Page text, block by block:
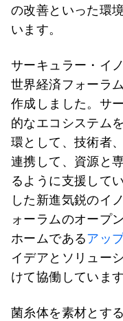
の改善といった環
います。
サーキュラー・イ
世界経済フォーラ
作成しました。サ
的なエコシステム
環として、技術者
連携して、資源と
るように支援して
した新進気鋭のイ
ォーラムのオープ
ホームであるアッ
イデアとソリュー
けて協働しています
菌糸体を素材とす